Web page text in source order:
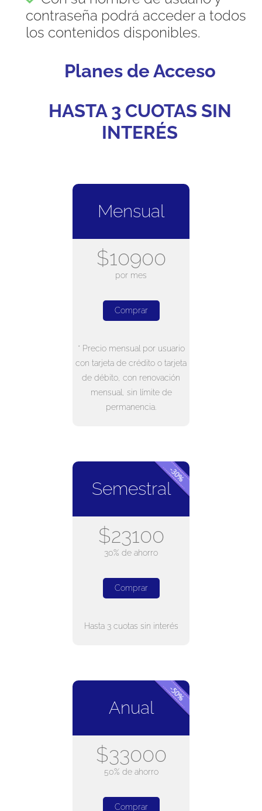
contraseña podrá acceder a todos
los contenidos disponibles.
Planes de Acceso
HASTA 3 CUOTAS SIN
INTERÉS
Mensual
$10900
por mes
Comprar
* Precio mensual por usuario
con tarjeta de crédito o tarjeta
de débito, con renovación
mensual, sin límite de
permanencia.
Semestral
$23100
30% de ahorro
Comprar
Hasta 3 cuotas sin interés
Anual
$33000
50% de ahorro
Comprar